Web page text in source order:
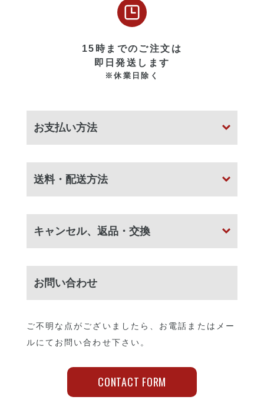
15時までのご注文は
即日発送します
※休業日除く
お支払い方法
送料・配送方法
キャンセル、 返品・交換
お問い合わせ
ご不明な点がございましたら、お電話またはメー
ルにてお問い合わせ下さい。
CONTACT FORM